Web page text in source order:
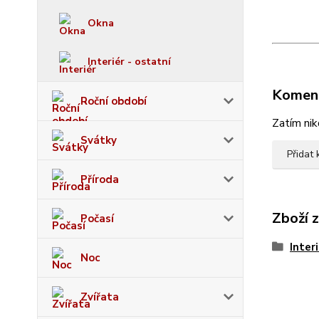
Okna
Interiér - ostatní
Roční období
Svátky
Příroda
Počasí
Noc
Zvířata
Zatím
Přidat
Zboží